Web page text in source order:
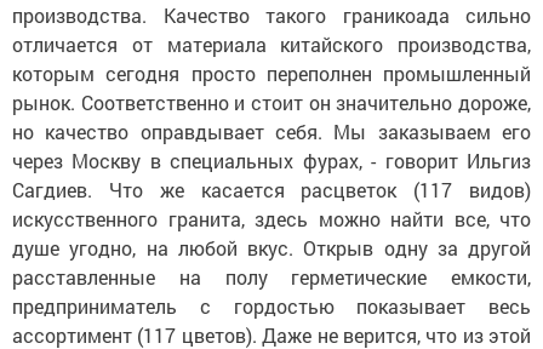
производства. Качество такого граникоада сильно
отличается от материала китайского производства,
которым сегодня просто переполнен промышленный
рынок. Соответственно и стоит он значительно дороже,
но качество оправдывает себя. Мы заказываем его
через Москву в специальных фурах, - говорит Ильгиз
Сагдиев. Что же касается расцветок (117 видов)
искусственного гранита, здесь можно найти все, что
душе угодно, на любой вкус. Открыв одну за другой
расставленные на полу герметические емкости,
предприниматель с гордостью показывает весь
ассортимент (117 цветов). Даже не верится, что из этой